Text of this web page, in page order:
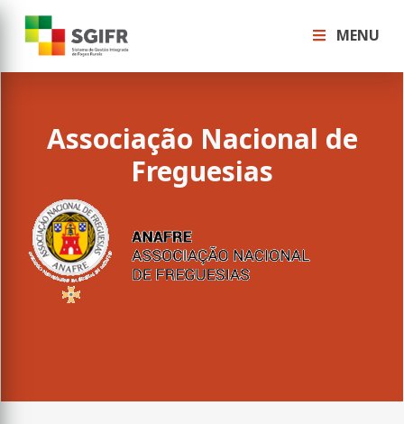
MENU
Associação Nacional de
Freguesias